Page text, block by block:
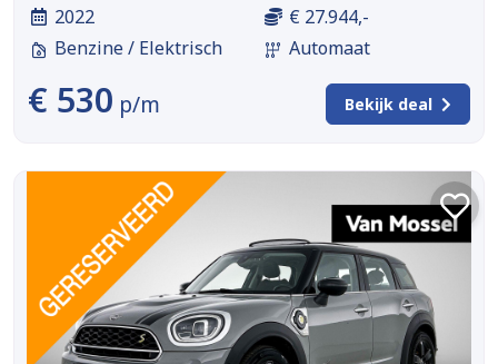
2022
Benzine / Elektrisch
€ 27.944,-
Automaat
€ 530 p/m Bekijk deal